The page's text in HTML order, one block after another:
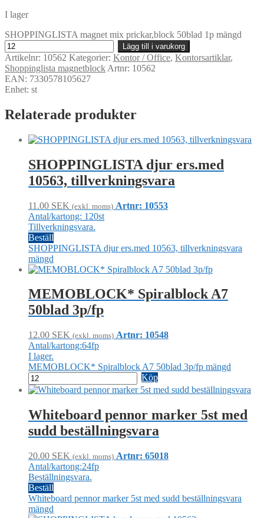
I lager
SHOPPINGLISTA magnet mix prickar,block 50blad 1p mängd
Lägg till i varukorg
Artikelnr: 10562 Kategorier: Kontor / Office, Kontorsartiklar,
Shoppinglista magnetblock Artnr: 10562
EAN: 7330578105627
Enhet: st
Relaterade produkter
SHOPPINGLISTA djur ers.med
10563, tillverkningsvara
11.00 SEK (exkl. moms) Artnr: 10553
Antal/kartong: 120st
Tillverkningsvara.
Beställ
SHOPPINGLISTA djur ers.med 10563, tillverkningsvara
mängd
MEMOBLOCK* Spiralblock A7
50blad 3p/fp
12.00 SEK (exkl. moms) Artnr: 10548
Antal/kartong:64fp
I lager.
MEMOBLOCK* Spiralblock A7 50blad 3p/fp mängd
Köp
Whiteboard pennor marker 5st med
sudd beställningsvara
20.00 SEK (exkl. moms) Artnr: 65018
Antal/kartong:24fp
Beställningsvara.
Beställ
Whiteboard pennor marker 5st med sudd beställningsvara
mängd